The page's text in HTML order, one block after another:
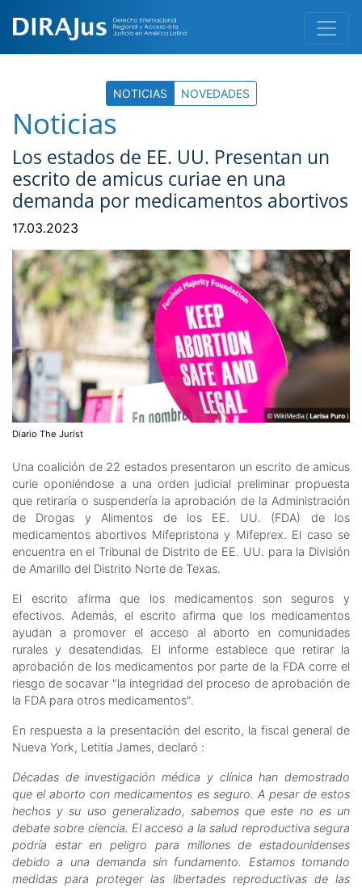
NOTICIAS NOVEDADES
Noticias
Los estados de EE. UU. Presentan un
escrito de amicus curiae en una
demanda por medicamentos abortivos
17.03.2023
Diario The Jurist
Una coalición de 22 estados presentaron un escrito de amicus
curie oponiéndose a una orden judicial preliminar propuesta
que retiraría o suspendería la aprobación de la Administración
de Drogas y Alimentos de los EE. UU. (FDA) de los
medicamentos abortivos Mifepristona y Mifeprex. El caso se
encuentra en el Tribunal de Distrito de EE. UU. para la División
de Amarillo del Distrito Norte de Texas.
El escrito afirma que los medicamentos son seguros y
efectivos. Además, el escrito afirma que los medicamentos
ayudan a promover el acceso al aborto en comunidades
rurales y desatendidas. El informe establece que retirar la
aprobación de los medicamentos por parte de la FDA corre el
riesgo de socavar "la integridad del proceso de aprobación de
la FDA para otros medicamentos".
En respuesta a la presentación del escrito, la fiscal general de
Nueva York, Letitia James, declaró :
Décadas de investigación médica y clínica han demostrado
que el aborto con medicamentos es seguro. A pesar de estos
hechos y su uso generalizado, sabemos que este no es un
debate sobre ciencia. El acceso a la salud reproductiva segura
podría estar en peligro para millones de estadounidenses
debido a una demanda sin fundamento. Estamos tomando
medidas para proteger las libertades reproductivas de las